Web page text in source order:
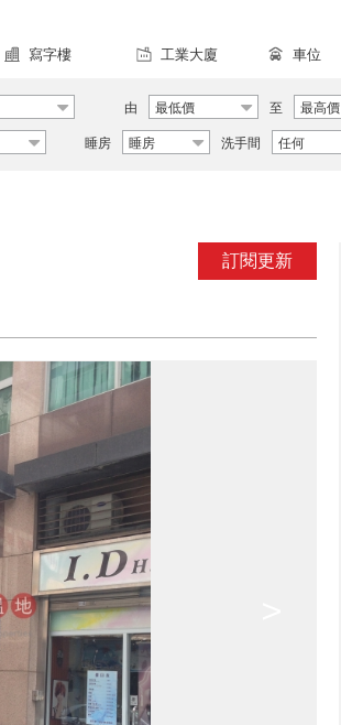
寫字樓 工業大廈 車位
由 最低價 至
最高價
睡房 睡房 洗手間 任何
訂閱更新